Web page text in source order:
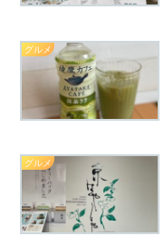
グルメ
グルメ